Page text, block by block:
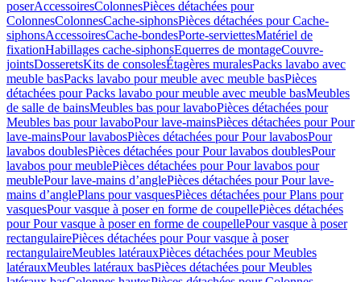
poserAccessoiresColonnesPièces détachées pour
ColonnesColonnesCache-siphonsPièces détachées pour Cache-
siphonsAccessoiresCache-bondesPorte-serviettesMatériel de
fixationHabillages cache-siphonsEquerres de montageCouvre-
jointsDosseretsKits de consolesÉtagères muralesPacks lavabo avec
meuble basPacks lavabo pour meuble avec meuble basPièces
détachées pour Packs lavabo pour meuble avec meuble basMeubles
de salle de bainsMeubles bas pour lavaboPièces détachées pour
Meubles bas pour lavaboPour lave-mainsPièces détachées pour Pour
lave-mainsPour lavabosPièces détachées pour Pour lavabosPour
lavabos doublesPièces détachées pour Pour lavabos doublesPour
lavabos pour meublePièces détachées pour Pour lavabos pour
meublePour lave-mains d’anglePièces détachées pour Pour lave-
mains d’anglePlans pour vasquesPièces détachées pour Plans pour
vasquesPour vasque à poser en forme de coupellePièces détachées
pour Pour vasque à poser en forme de coupellePour vasque à poser
rectangulairePièces détachées pour Pour vasque à poser
rectangulaireMeubles latérauxPièces détachées pour Meubles
latérauxMeubles latéraux basPièces détachées pour Meubles